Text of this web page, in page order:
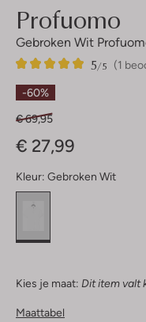
Profuomo
Gebroken Wit
(1
5/5
1
5
Sterren
-60%
€ 69,95
€ 27,99
Kleur: Gebroken Wit
Kies je maat: Dit item valt
Maattabel